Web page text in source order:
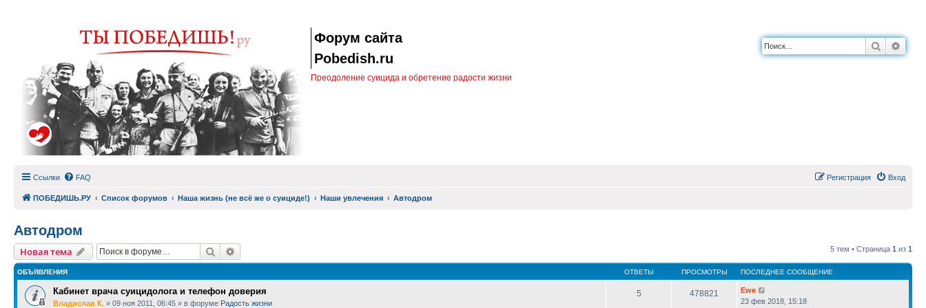
Форум сайта
Pobedish.ru
Преодоление суицида и обретение радости жизни
Поиск
Ссылки FAQ Вход
Регистрация
ПОБЕДИШЬ.РУ Список форумов Наша жизнь (не всё же о суициде!) Наши увлечения Автодром
Автодром
Новая тема Поиск 5 тем • Страница 1 из 1
ОБЪЯВЛЕНИЯ ОТВЕТЫ ПРОСМОТРЫ ПОСЛЕДНЕЕ СООБЩЕНИЕ
Кабинет врача суицидолога и телефон доверия
Владислав К. » 09 ноя 2011, 06:45 » в форуме Радость жизни
5 478821
Ewe
23 фев 2018, 15:18